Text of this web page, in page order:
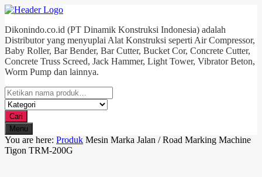
Dikonindo.co.id (PT Dinamik Konstruksi Indonesia) adalah
Distributor yang menyuplai Alat Konstruksi seperti Air Compressor,
Baby Roller, Bar Bender, Bar Cutter, Bucket Cor, Concrete Cutter,
Concrete Truss Screed, Jack Hammer, Light Tower, Vibrator Beton,
Worm Pump dan lainnya.
Cari
Menu
You are here: Produk Mesin Marka Jalan / Road Marking Machine
Tigon TRM-200G